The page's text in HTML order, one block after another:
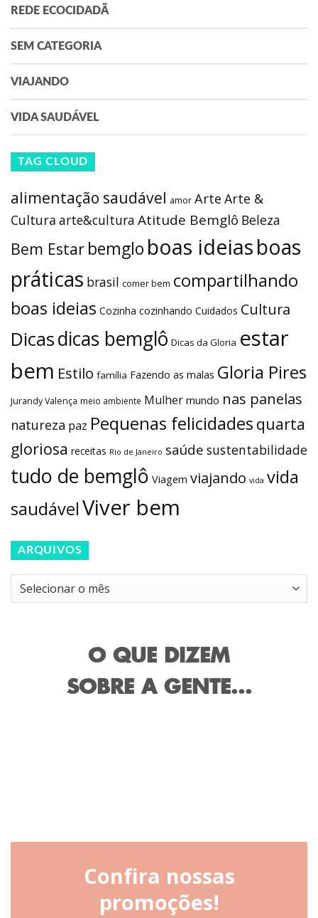
REDE ECOCIDADÃ
SEM CATEGORIA
VIAJANDO
VIDA SAUDÁVEL
TAG CLOUD
alimentação saudável amor Arte Arte &
Cultura arte&cultura Atitude Bemglô Beleza
Bem Estar bemglo boas ideiasboas
práticas brasil comer bem compartilhando
boas ideias Cozinha cozinhando Cuidados Cultura
Dicasdicas bemglô Dicas da Gloria estar
bem Estilo família Fazendo as malas Gloria Pires
Jurandy Valença meio ambiente Mulher mundo nas panelas
natureza paz Pequenas felicidades quarta
gloriosa receitas Rio de Janeiro saúde sustentabilidade
tudo de bemglô Viagem viajando vida vida
saudávelViver bem
ARQUIVOS
Arquivos
O QUE DIZEM
SOBRE A GENTE...
Confira nossas
promoções!